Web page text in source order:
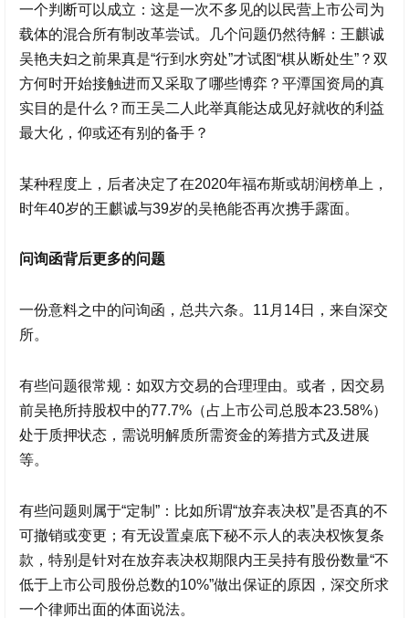
一个判断可以成立：这是一次不多见的以民营上市公司为
载体的混合所有制改革尝试。几个问题仍然待解：王麒诚
吴艳夫妇之前果真是“行到水穷处”才试图“棋从断处生”？双
方何时开始接触进而又采取了哪些博弈？平潭国资局的真
实目的是什么？而王吴二人此举真能达成见好就收的利益
最大化，仰或还有别的备手？
某种程度上，后者决定了在2020年福布斯或胡润榜单上，
时年40岁的王麒诚与39岁的吴艳能否再次携手露面。
问询函背后更多的问题
一份意料之中的问询函，总共六条。11月14日，来自深交
所。
有些问题很常规：如双方交易的合理理由。或者，因交易
前吴艳所持股权中的77.7%（占上市公司总股本23.58%）
处于质押状态，需说明解质所需资金的筹措方式及进展
等。
有些问题则属于“定制”：比如所谓“放弃表决权”是否真的不
可撤销或变更；有无设置桌底下秘不示人的表决权恢复条
款，特别是针对在放弃表决权期限内王吴持有股份数量“不
低于上市公司股份总数的10%”做出保证的原因，深交所求
一个律师出面的体面说法。